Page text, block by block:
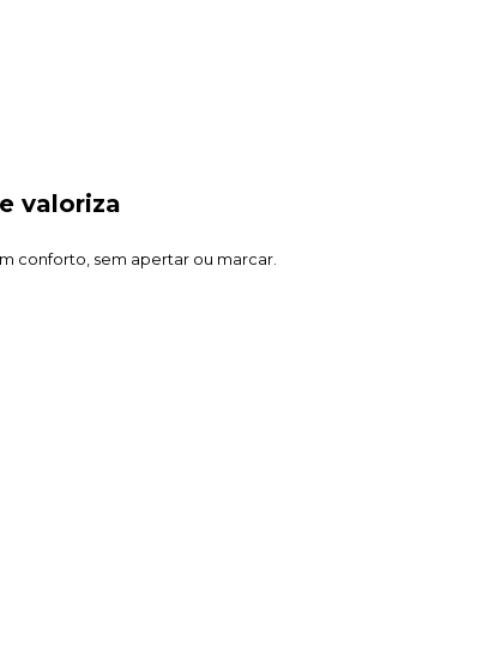
valoriza
conforto, sem apertar ou marcar.